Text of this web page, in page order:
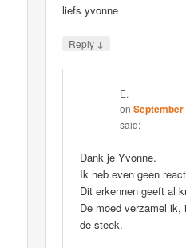
liefs yvonne
Reply ↓
E.
onSeptember
said:
Dank je Yvonne.
Ik heb even geen
Dit erkennen geeft al
De moed verzamel
de steek.